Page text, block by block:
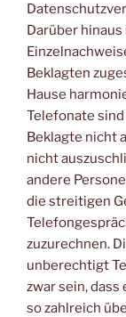
Darüber
Beklagten
Hause
Telefonate
Beklagte nicht
nicht
andere
die streitigen
zuzurechnen.
unberechtigt
zwar sein,
so zahlreich